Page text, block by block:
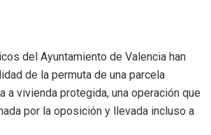
del Ayuntamiento de Valencia han
de la permuta de una parcela
a vivienda protegida, una operación que
por la oposición y llevada incluso a